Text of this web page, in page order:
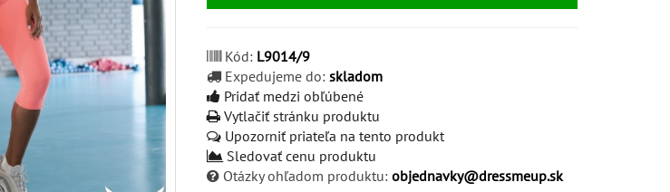
Kód: L9014/9
Expedujeme do:skladom
Pridať medzi obľúbené
Vytlačiť stránku produktu
Upozorniť priateľa na tento produkt
Sledovať cenu produktu
Otázky ohľadom produktu:objednavky@dressmeup.sk